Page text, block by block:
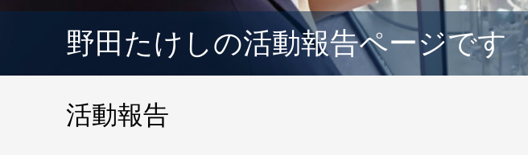
野田たけしの活動報告ページです
活動報告